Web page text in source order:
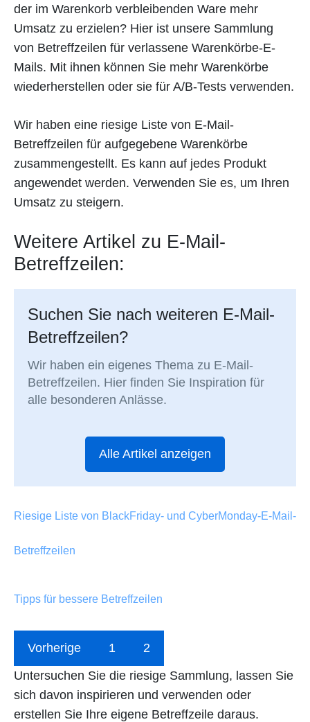
der im Warenkorb verbleibenden Ware mehr
Umsatz zu erzielen? Hier ist unsere Sammlung
von Betreffzeilen für verlassene Warenkörbe-E-
Mails. Mit ihnen können Sie mehr Warenkörbe
wiederherstellen oder sie für A/B-Tests verwenden.
Wir haben eine riesige Liste von E-Mail-
Betreffzeilen für aufgegebene Warenkörbe
zusammengestellt. Es kann auf jedes Produkt
angewendet werden. Verwenden Sie es, um Ihren
Umsatz zu steigern.
Weitere Artikel zu E-Mail-
Betreffzeilen:
Suchen Sie nach weiteren E-Mail-
Betreffzeilen?
Wir haben ein eigenes Thema zu E-Mail-
Betreffzeilen. Hier finden Sie Inspiration für
alle besonderen Anlässe.
Alle Artikel anzeigen
Riesige Liste von BlackFriday- und CyberMonday-E-Mail-
Betreffzeilen
Tipps für bessere Betreffzeilen
Vorherige 1
2
Untersuchen Sie die riesige Sammlung, lassen Sie
sich davon inspirieren und verwenden oder
erstellen Sie Ihre eigene Betreffzeile daraus.